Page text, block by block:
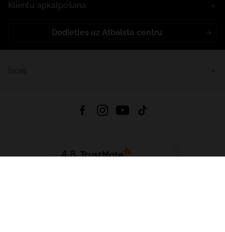
Klientu apkalpošana
Dodieties uz Atbalsta centru
4.8